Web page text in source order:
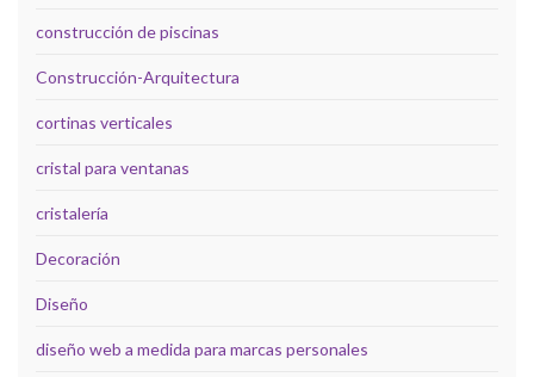
construcción de piscinas
Construcción-Arquitectura
cortinas verticales
cristal para ventanas
cristalería
Decoración
Diseño
diseño web a medida para marcas personales